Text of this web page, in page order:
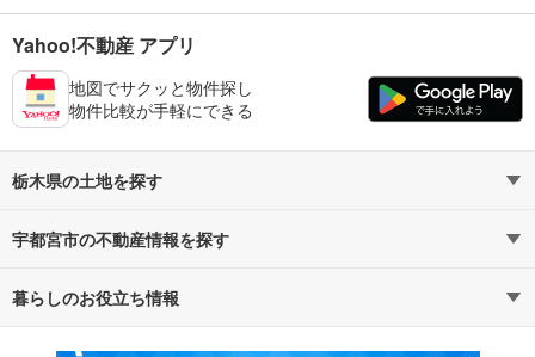
Yahoo!不動産 アプリ
地図でサクッと物件探し
物件比較が手軽にできる
栃木県の土地を探す
路線・駅から探す
通勤・通学時間から探す
宇都宮市の不動産情報を探す
不動産・住宅
暮らしのお役立ち情報